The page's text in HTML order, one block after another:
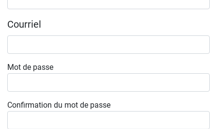
Courriel
Mot de passe
Confirmation du mot de passe